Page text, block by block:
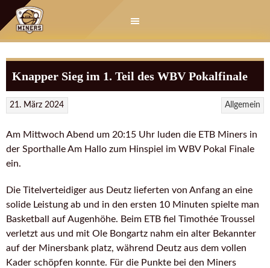
Springe
zum
Knapper Sieg im 1. Teil des WBV Pokalfinale
Allgemein
21. März 2024
Am Mittwoch Abend um 20:15 Uhr luden die ETB Miners in
der Sporthalle Am Hallo zum Hinspiel im WBV Pokal Finale
ein.
Die Titelverteidiger aus Deutz lieferten von Anfang an eine
solide Leistung ab und in den ersten 10 Minuten spielte man
Basketball auf Augenhöhe. Beim ETB fiel Timothée Troussel
verletzt aus und mit Ole Bongartz nahm ein alter Bekannter
auf der Minersbank platz, während Deutz aus dem vollen
Kader schöpfen konnte. Für die Punkte bei den Miners